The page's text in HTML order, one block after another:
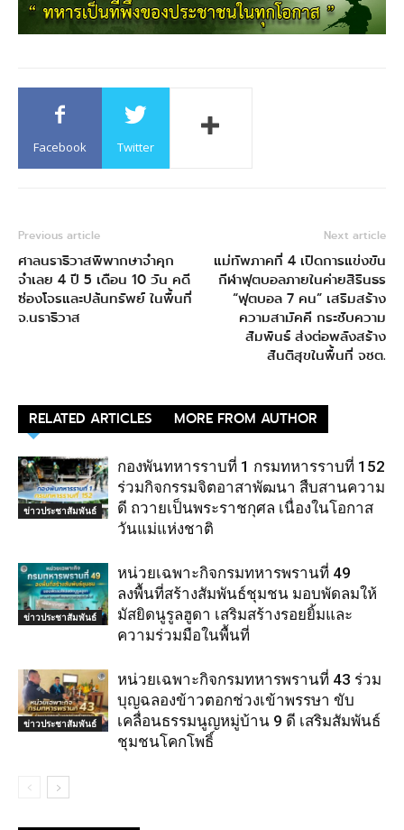
Facebook Twitter
Previous article
ศาลนราธิวาสพิพากษาจำคุก
จำเลย 4 ปี 5 เดือน 10 วัน คดี
ซ่องโจรและปล้นทรัพย์ ในพื้นที่
จ.นราธิวาส
Next article
แม่ทัพภาคที่ 4 เปิดการแข่งขัน
กีฬาฟุตบอลภายในค่ายสิรินธร
“ฟุตบอล 7 คน” เสริมสร้าง
ความสามัคคี กระชับความ
สัมพันธ์ ส่งต่อพลังสร้าง
สันติสุขในพื้นที่ จชต.
RELATED ARTICLES MORE FROM AUTHOR
ข่าวประชาสัมพันธ์
กองพันทหารราบที่ 1 กรมทหารราบที่ 152
ร่วมกิจกรรมจิตอาสาพัฒนา สืบสานความ
ดี ถวายเป็นพระราชกุศล เนื่องในโอกาส
วันแม่แห่งชาติ
ข่าวประชาสัมพันธ์
หน่วยเฉพาะกิจกรมทหารพรานที่ 49
ลงพื้นที่สร้างสัมพันธ์ชุมชน มอบพัดลมให้
มัสยิดนูรูลฮูดา เสริมสร้างรอยยิ้มและ
ความร่วมมือในพื้นที่
ข่าวประชาสัมพันธ์
หน่วยเฉพาะกิจกรมทหารพรานที่ 43 ร่วม
บุญฉลองข้าวตอกช่วงเข้าพรรษา ขับ
เคลื่อนธรรมนูญหมู่บ้าน 9 ดี เสริมสัมพันธ์
ชุมชนโคกโพธิ์